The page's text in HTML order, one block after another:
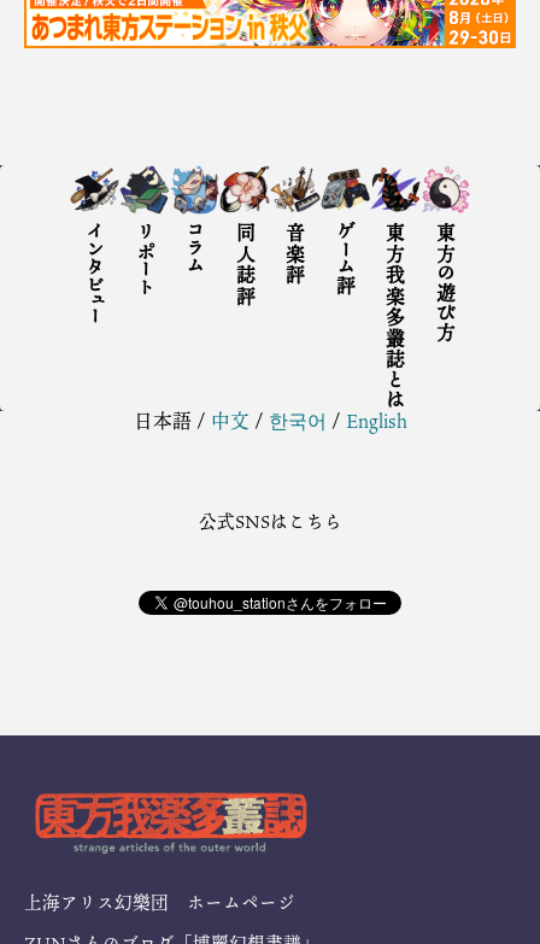
インタビュー リポート コラム 同人誌評 音楽評 ゲーム評 東方我楽多叢誌とは 東方の遊び方
日本語/ 中文 / 한국어 / English
公式SNSはこちら
上海アリス幻樂団 ホームページ